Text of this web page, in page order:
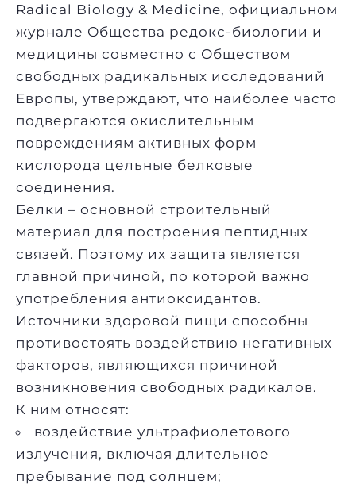
Radical Biology & Medicine, официальном
журнале Общества редокс-биологии и
медицины совместно с Обществом
свободных радикальных исследований
Европы, утверждают, что наиболее часто
подвергаются окислительным
повреждениям активных форм
кислорода цельные белковые
соединения.
Белки – основной строительный
материал для построения пептидных
связей. Поэтому их защита является
главной причиной, по которой важно
употребления антиоксидантов.
Источники здоровой пищи способны
противостоять воздействию негативных
факторов, являющихся причиной
возникновения свободных радикалов.
К ним относят:
воздействие ультрафиолетового
излучения, включая длительное
пребывание под солнцем;